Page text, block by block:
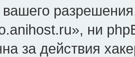
ни
за действия